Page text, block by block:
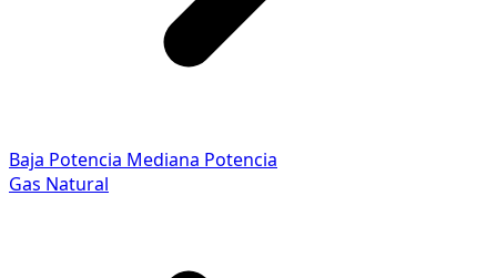
Baja Potencia Mediana Potencia
Gas Natural